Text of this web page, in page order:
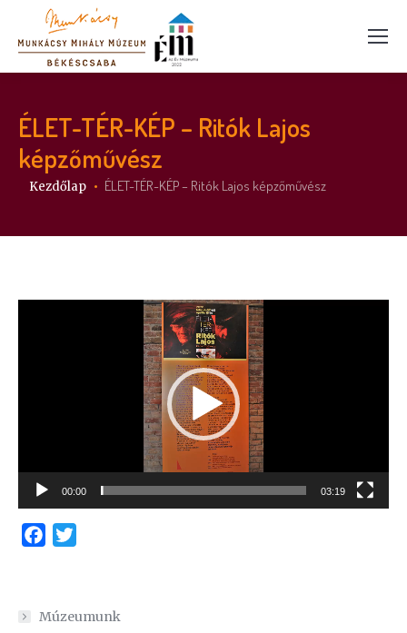
ÉLET-TÉR-KÉP – Ritók Lajos
képzőművész
Itt vagy:
Kezdőlap ÉLET-TÉR-KÉP – Ritók Lajos képzőművész
00:00 03:19
Facebook
Múzeumunk